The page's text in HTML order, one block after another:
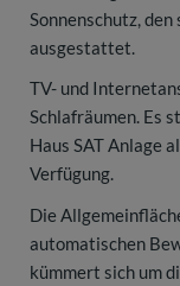
Sonnenschutz,
ausgestattet.
TV- und
Schlafräumen. Es
Haus SAT Anlage
Verfügung.
Die
automatischen
kümmert sich um